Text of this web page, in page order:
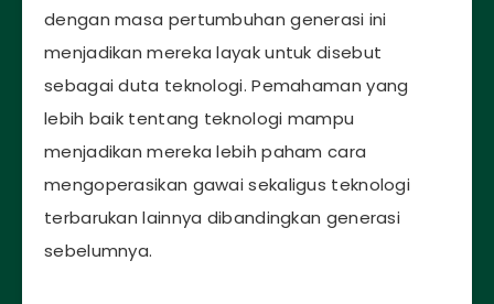
dengan masa pertumbuhan generasi ini
menjadikan mereka layak untuk disebut
sebagai duta teknologi. Pemahaman yang
lebih baik tentang teknologi mampu
menjadikan mereka lebih paham cara
mengoperasikan gawai sekaligus teknologi
terbarukan lainnya dibandingkan generasi
sebelumnya.